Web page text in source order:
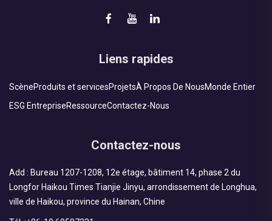
Liens rapides
ScèneProduits et servicesProjetsÀ Propos De NousMonde Entier
ESG EntrepriseRessourceContactez-Nous
Contactez-nous
Add : Bureau 1207-1208, 12e étage, bâtiment 14, phase 2 du
Longfor Haikou Times Tianjie Jinyu, arrondissement de Longhua,
ville de Haikou, province du Hainan, Chine